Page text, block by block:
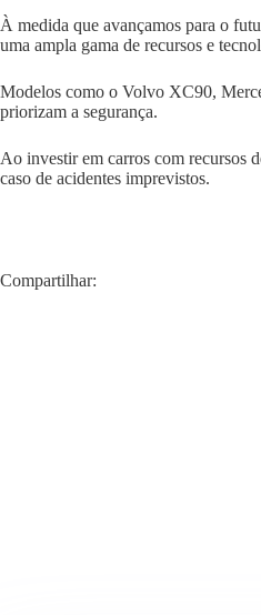
À medida que avançamos para o
uma ampla gama de recursos e
Modelos como o Volvo XC90,
priorizam a segurança.
Ao investir em carros com recursos
caso de acidentes imprevistos.
Compartilhar: